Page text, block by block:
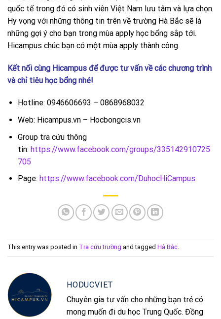
quốc tế trong đó có sinh viên Việt Nam lưu tâm và lựa chọn.
Hy vọng với những thông tin trên về trường Hà Bắc sẽ là
những gợi ý cho bạn trong mùa apply học bổng sắp tới.
Hicampus chúc bạn có một mùa apply thành công.
Kết nối cùng Hicampus để được tư vấn về các chương trình
và chỉ tiêu học bổng nhé!
Hotline: 0946606693 – 0868968032
Web: Hicampus.vn – Hocbongcis.vn
Group tra cứu thông
tin: https://www.facebook.com/groups/335142910725
705
Page: https://www.facebook.com/DuhocHiCampus
This entry was posted in Tra cứu trường and tagged Hà Bắc.
HODUCVIET
Chuyên gia tư vấn cho những bạn trẻ có
mong muốn đi du học Trung Quốc. Đồng